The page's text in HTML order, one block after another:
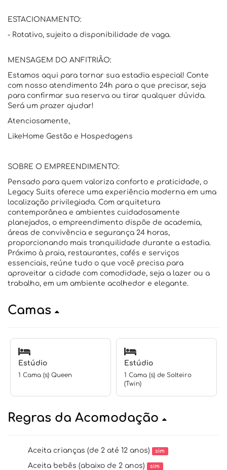
ESTACIONAMENTO:
- Rotativo, sujeito a disponibilidade de vaga.
MENSAGEM DO ANFITRIÃO:
Estamos aqui para tornar sua estadia especial! Conte
com nosso atendimento 24h para o que precisar, seja
para confirmar sua reserva ou tirar qualquer dúvida.
Será um prazer ajudar!
Atenciosamente,
LikeHome Gestão e Hospedagens
SOBRE O EMPREENDIMENTO:
Pensado para quem valoriza conforto e praticidade, o
Legacy Suits oferece uma experiência moderna em uma
localização privilegiada. Com arquitetura
contemporânea e ambientes cuidadosamente
planejados, o empreendimento dispõe de academia,
áreas de convivência e segurança 24 horas,
proporcionando mais tranquilidade durante a estadia.
Próximo à praia, restaurantes, cafés e serviços
essenciais, reúne tudo o que você precisa para
aproveitar a cidade com comodidade, seja a lazer ou a
trabalho, em um ambiente acolhedor e elegante.
Camas
Estúdio
1 Cama (s) Queen
Estúdio
1 Cama (s) de Solteiro
(Twin)
Regras da Acomodação
Aceita crianças (de 2 até 12 anos) sim
Aceita bebês (abaixo de 2 anos) sim